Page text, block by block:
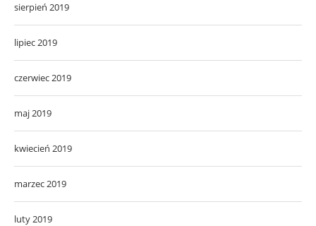
sierpień 2019
lipiec 2019
czerwiec 2019
maj 2019
kwiecień 2019
marzec 2019
luty 2019